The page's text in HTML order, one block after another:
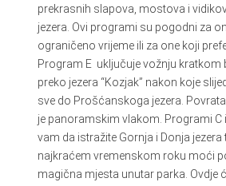
prekrasnih slapova, mostova i
jezera. Ovi programi su pogodni za
ograničeno vrijeme ili za one koji
Program E uključuje vožnju
preko jezera “Kozjak” nakon koje
sve do Prošćanskoga jezera.
je panoramskim vlakom. Programi C
vam da istražite Gornja i Donja jezera
najkraćem vremenskom roku moći
magična mjesta unutar parka. Ovdje